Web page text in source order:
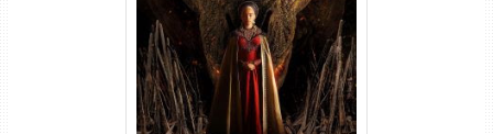
A Casa do Dragão 1ª
Temporada Torrent (2022)
WEB-DL 720p/1080p Dual
Áudio